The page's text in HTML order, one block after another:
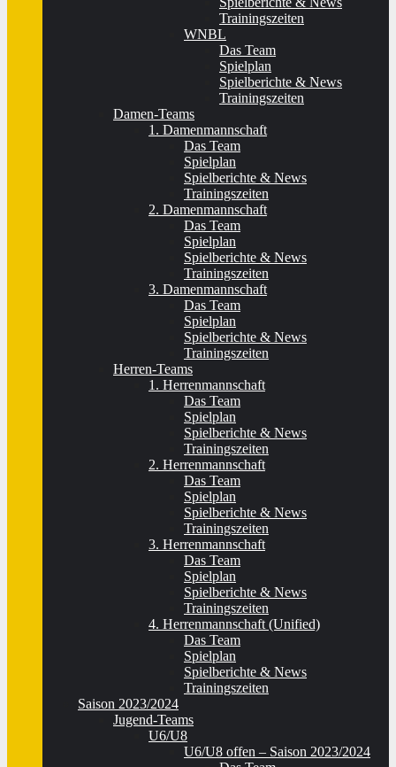
Trainingszeiten
WNBL
Das Team
Spielplan
Spielberichte & News
Trainingszeiten
Damen-Teams
1. Damenmannschaft
Das Team
Spielplan
Spielberichte & News
Trainingszeiten
2. Damenmannschaft
Das Team
Spielplan
Spielberichte & News
Trainingszeiten
3. Damenmannschaft
Das Team
Spielplan
Spielberichte & News
Trainingszeiten
Herren-Teams
1. Herrenmannschaft
Das Team
Spielplan
Spielberichte & News
Trainingszeiten
2. Herrenmannschaft
Das Team
Spielplan
Spielberichte & News
Trainingszeiten
3. Herrenmannschaft
Das Team
Spielplan
Spielberichte & News
Trainingszeiten
4. Herrenmannschaft (Unified)
Das Team
Spielplan
Spielberichte & News
Trainingszeiten
Saison 2023/2024
Jugend-Teams
U6/U8
U6/U8 offen – Saison 2023/2024